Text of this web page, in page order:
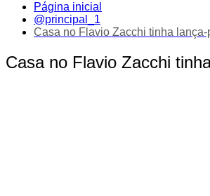
Página inicial
@principal_1
Casa no Flavio Zacchi tinha
Casa no Flavio Zacchi